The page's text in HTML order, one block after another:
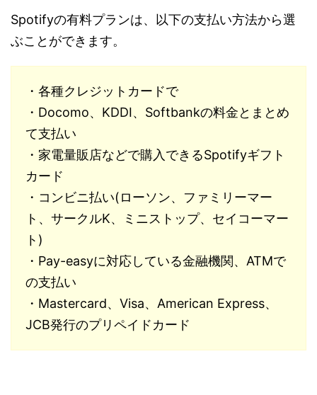
Spotifyの有料プランは、以下の支払い方法から選
ぶことができます。
・各種クレジットカードで
・Docomo、KDDI、Softbankの料金とまとめ
て支払い
・家電量販店などで購入できるSpotifyギフト
カード
・コンビニ払い(ローソン、ファミリーマー
ト、サークルK、ミニストップ、セイコーマー
ト)
・Pay-easyに対応している金融機関、ATMで
の支払い
・Mastercard、Visa、American Express、
JCB発行のプリペイドカード